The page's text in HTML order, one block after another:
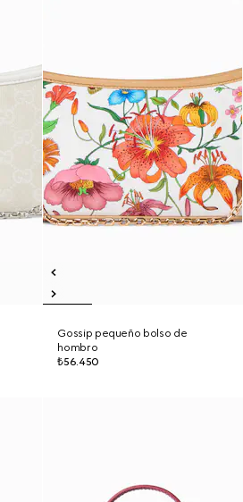
Gossip pequeño bolso de
hombro
₺56.450